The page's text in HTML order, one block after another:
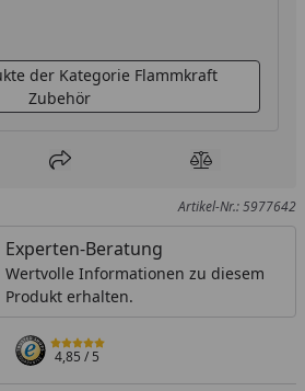
der Kategorie Flammkraft
Zubehör
Wunschliste hinzufügen
Teilen Produkt
Artikel-Nr.: 5977642
Experten-Beratung
Wertvolle Informationen zu diesem
Produkt erhalten.
4,85/ 5